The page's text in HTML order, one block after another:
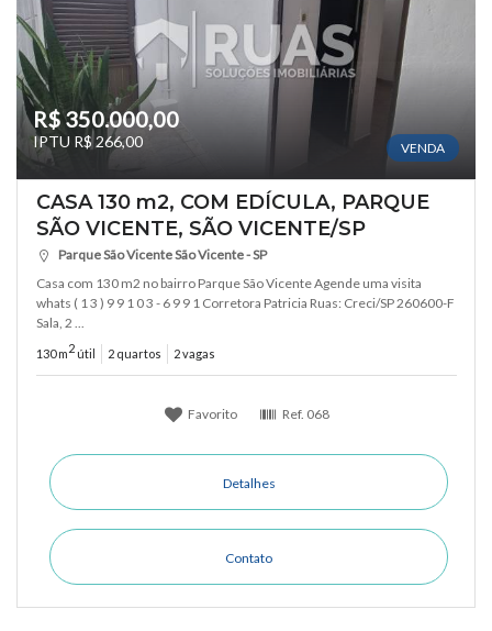
R$ 350.000,00
IPTU R$ 266,00 VENDA
CASA 130 m2, COM EDÍCULA, PARQUE
SÃO VICENTE, SÃO VICENTE/SP
Parque São Vicente São Vicente - SP
Casa com 130 m2 no bairro Parque São Vicente Agende uma visita
whats ( 1 3 ) 9 9 1 0 3 - 6 9 9 1 Corretora Patricia Ruas: Creci/SP 260600-F
Sala, 2 ...
130 m2 útil 2 quartos 2 vagas
Favorito Ref. 068
Detalhes
Contato